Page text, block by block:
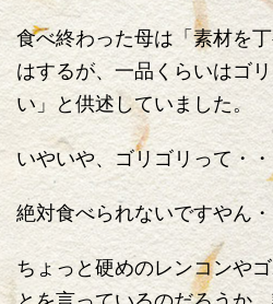
食べ終わった母は「素材を
はするが、一品くらいはゴ
い」と供述していました。
いやいや、ゴリゴリって・
絶対食べられないですやん
ちょっと硬めのレンコンや